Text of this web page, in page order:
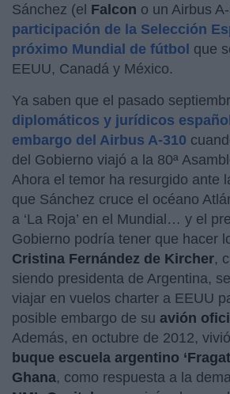
Sánchez (el Falcon o un Airbus
participación de la Selección
próximo Mundial de fútbol que
EEUU, Canadá y México.
Ya saben que el pasado
diplomáticos y jurídicos
embargo del Airbus A-310
del Gobierno viajó a la 80ª
Ahora el temor ha resurgido ante
que Sánchez cruce el océano
a ‘La Roja’ en el Mundial… y el
Gobierno podría tener que hacer
Cristina Fernández de Kircher,
siendo presidenta de Argentina,
viajar en vuelos charter a EEUU
posible embargo de su avión
Además, en octubre de 2012,
buque escuela argentino
Ghana, como respuesta a la